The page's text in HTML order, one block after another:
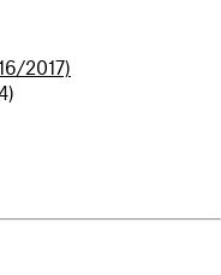
2017)